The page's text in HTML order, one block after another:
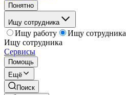
Понятно
Ищу сотрудника
Ищу работу
Ищу сотрудника
Ищу сотрудника
Сервисы
Помощь
Ещё
Поиск